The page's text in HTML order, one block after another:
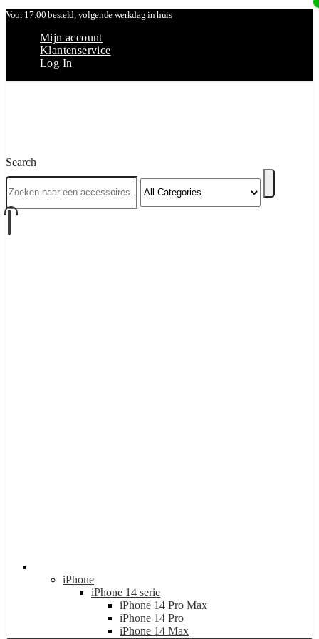
Voor 17:00 besteld, volgende werkdag in huis
Mijn account
Klantenservice
Log In
Search
iPhone
iPhone 14 serie
iPhone 14 Pro Max
iPhone 14 Pro
iPhone 14 Max